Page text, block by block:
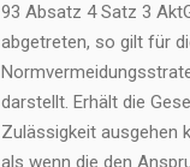
93 Absatz 4 Satz 3
abgetreten, so gilt für
darstellt. Erhält die
Zulässigkeit ausgehen
als wenn die den